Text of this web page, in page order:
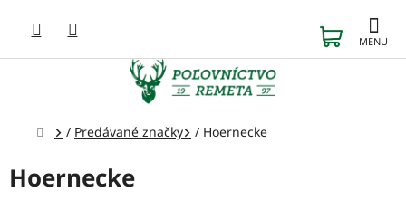
obsah
KOŠÍK
Domov
/ Predávané značky / Hoernecke
Hoernecke